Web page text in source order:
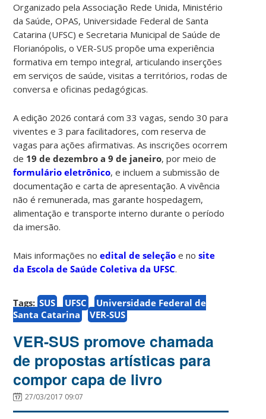
Organizado pela Associação Rede Unida, Ministério
da Saúde, OPAS, Universidade Federal de Santa
Catarina (UFSC) e Secretaria Municipal de Saúde de
Florianópolis, o VER-SUS propõe uma experiência
formativa em tempo integral, articulando inserções
em serviços de saúde, visitas a territórios, rodas de
conversa e oficinas pedagógicas.
A edição 2026 contará com 33 vagas, sendo 30 para
viventes e 3 para facilitadores, com reserva de
vagas para ações afirmativas. As inscrições ocorrem
de 19 de dezembro a 9 de janeiro, por meio de
formulário eletrônico, e incluem a submissão de
documentação e carta de apresentação. A vivência
não é remunerada, mas garante hospedagem,
alimentação e transporte interno durante o período
da imersão.
Mais informações noedital de seleção e nosite
da Escola de Saúde Coletiva da UFSC.
Tags: SUS UFSC
Universidade Federal de
Santa Catarina
VER-SUS
VER-SUS promove chamada
de propostas artísticas para
compor capa de livro
27/03/2017 09:07